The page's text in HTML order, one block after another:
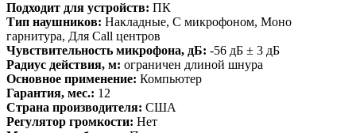
Подходит для устройств: ПК
Тип наушников: Накладные, С микрофоном, Моно
гарнитура, Для Call центров
Чувствительность микрофона, дБ: -56 дБ ± 3 дБ
Радиус действия, м: ограничен длиной шнура
Основное применение: Компьютер
Гарантия, мес.: 12
Страна производителя: США
Регулятор громкости: Нет